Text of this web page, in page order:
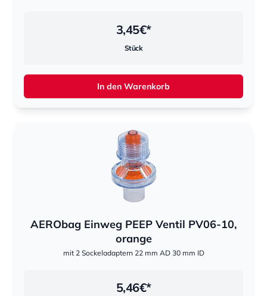
3,45€*
Stück
In den Warenkorb
AERObag Einweg PEEP Ventil PV06-10,
orange
mit 2 Sockeladaptern 22 mm AD 30 mm ID
5,46€*